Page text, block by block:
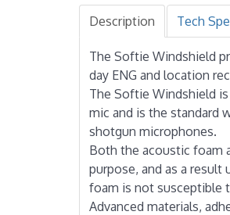
Description Tech
The Softie Windshield
day ENG and location
The Softie Windshield
mic and is the standard
shotgun microphones.
Both the acoustic foam
purpose, and as a
foam is not susceptible
Advanced materials,